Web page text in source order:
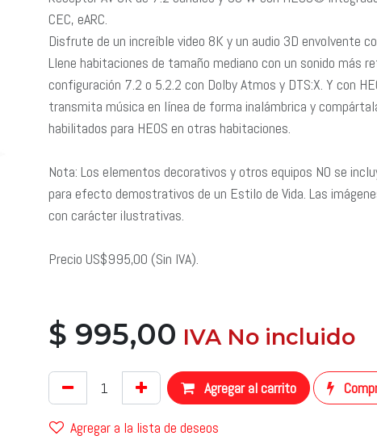
CEC, eARC.
Disfrute de un increíble video 8K y un audio 3D envolvente
Llene habitaciones de tamaño mediano con un sonido más
configuración 7.2 o 5.2.2 con Dolby Atmos y DTS:X. Y con
transmita música en línea de forma inalámbrica y
habilitados para HEOS en otras habitaciones.
Nota: Los elementos decorativos y otros equipos NO se
para efecto demostrativos de un Estilo de Vida. Las
con carácter ilustrativas.
Precio US$995,00 (Sin IVA).
$ 995,00 ​ IVA No incluido
Agregar al carrito
Agregar a la lista de deseos